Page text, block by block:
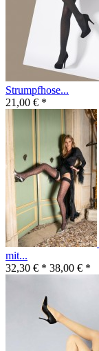
Strumpfhose...
21,00 € *
mit...
32,30 € * 38,00 € *